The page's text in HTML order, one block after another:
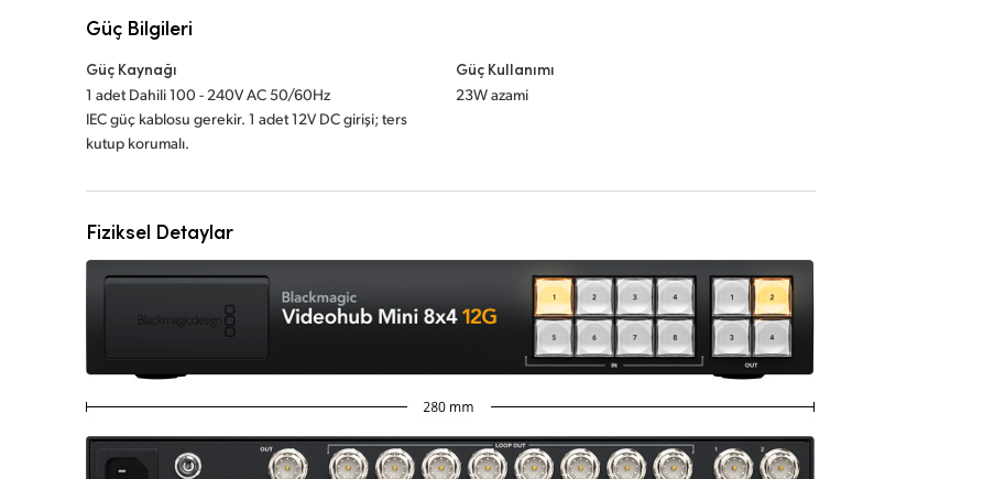
Güç Bilgileri
Güç Kaynağı
1 adet Dahili 100 - 240V AC 50/60Hz
IEC güç kablosu gerekir. 1 adet 12V DC girişi; ters
kutup korumalı.
Güç Kullanımı
23W azami
Fiziksel Detaylar